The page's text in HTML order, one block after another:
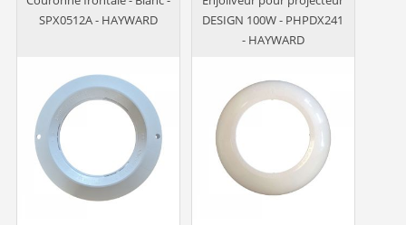
SPX0512A - HAYWARD
DESIGN 100W - PHPDX241
- HAYWARD